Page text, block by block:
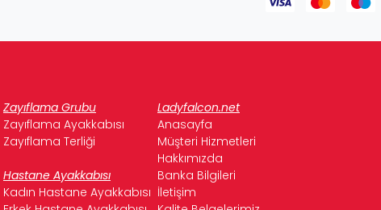
Zayıflama Grubu
Ladyfalcon.net
Zayıflama Ayakkabısı
Anasayfa
Zayıflama Terliği
Müşteri Hizmetleri
Hakkımızda
Hastane Ayakkabısı
Banka Bilgileri
Kadın Hastane Ayakkabısı İletişim